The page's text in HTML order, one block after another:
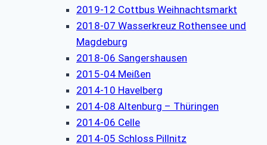
2019-12 Cottbus Weihnachtsmarkt
2018-07 Wasserkreuz Rothensee und
Magdeburg
2018-06 Sangershausen
2015-04 Meißen
2014-10 Havelberg
2014-08 Altenburg – Thüringen
2014-06 Celle
2014-05 Schloss Pillnitz